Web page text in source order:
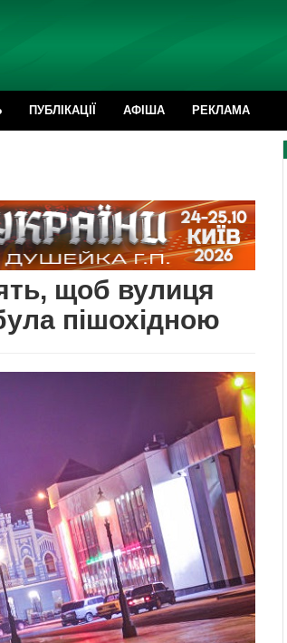
ПУБЛІКАЦІЇ АФІША РЕКЛАМА
щоб вулиця
пішохідною